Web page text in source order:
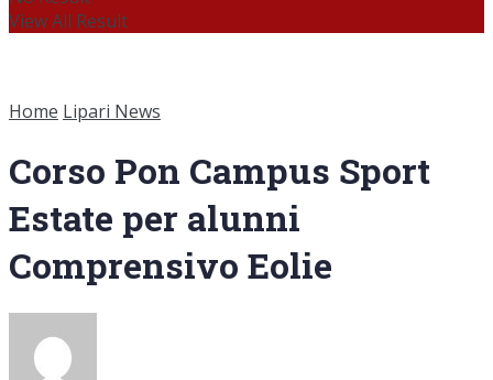
View All Result
Home Lipari News
Corso Pon Campus Sport
Estate per alunni
Comprensivo Eolie